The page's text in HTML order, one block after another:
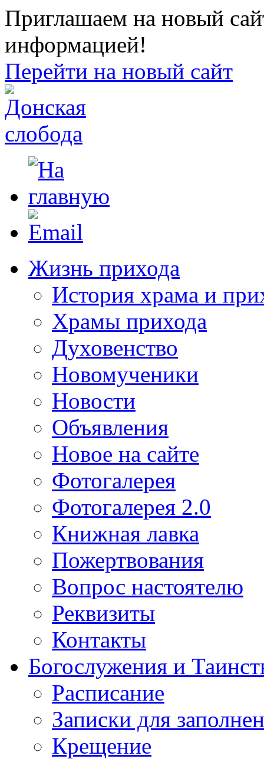
Приглашаем на новый
информацией!
Перейти на новый сайт
Жизнь прихода
История храма и
Храмы прихода
Духовенство
Новомученики
Новости
Объявления
Новое на сайте
Фотогалерея
Фотогалерея 2.0
Книжная лавка
Пожертвования
Вопрос настоятелю
Реквизиты
Контакты
Богослужения и
Расписание
Записки для
Крещение